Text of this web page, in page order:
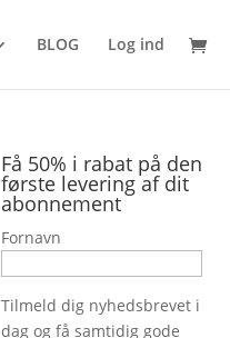
BLOG Log ind
Få 50% i rabat på den
første levering af dit
abonnement
Fornavn
Tilmeld dig nyhedsbrevet i
dag og få samtidig gode